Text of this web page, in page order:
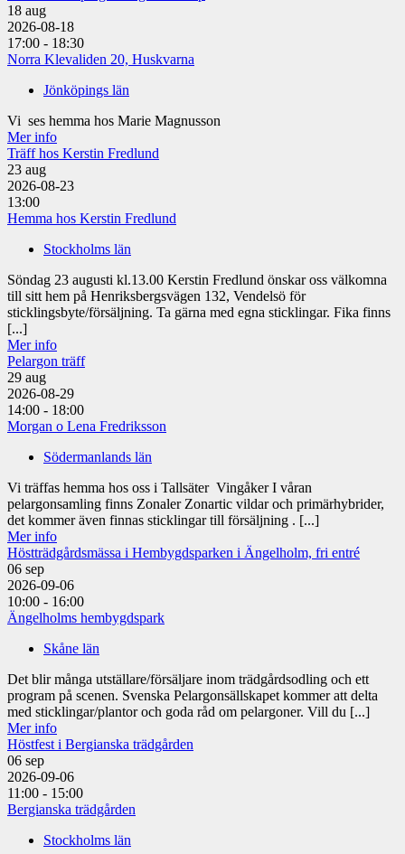
18 aug
2026-08-18
17:00 - 18:30
Norra Klevaliden 20, Huskvarna
Jönköpings län
Vi ses hemma hos Marie Magnusson
Mer info
Träff hos Kerstin Fredlund
23 aug
2026-08-23
13:00
Hemma hos Kerstin Fredlund
Stockholms län
Söndag 23 augusti kl.13.00 Kerstin Fredlund önskar oss välkomna
till sitt hem på Henriksbergsvägen 132, Vendelsö för
sticklingsbyte/försäljning. Ta gärna med egna sticklingar. Fika finns
[...]
Mer info
Pelargon träff
29 aug
2026-08-29
14:00 - 18:00
Morgan o Lena Fredriksson
Södermanlands län
Vi träffas hemma hos oss i Tallsäter Vingåker I våran
pelargonsamling finns Zonaler Zonartic vildar och primärhybrider,
det kommer även finnas sticklingar till försäljning . [...]
Mer info
Höstträdgårdsmässa i Hembygdsparken i Ängelholm, fri entré
06 sep
2026-09-06
10:00 - 16:00
Ängelholms hembygdspark
Skåne län
Det blir många utställare/försäljare inom trädgårdsodling och ett
program på scenen. Svenska Pelargonsällskapet kommer att delta
med sticklingar/plantor och goda råd om pelargoner. Vill du [...]
Mer info
Höstfest i Bergianska trädgården
06 sep
2026-09-06
11:00 - 15:00
Bergianska trädgården
Stockholms län